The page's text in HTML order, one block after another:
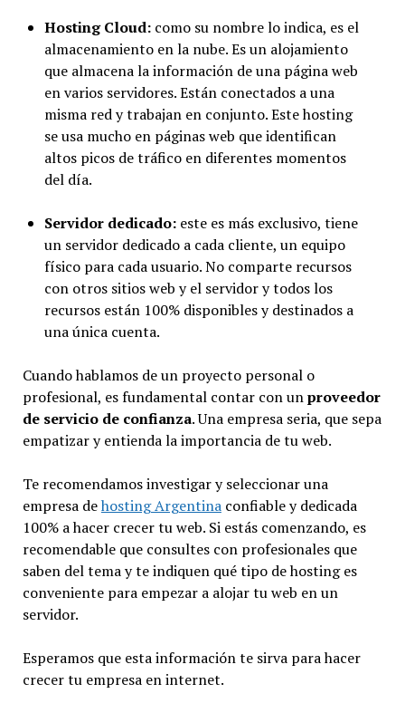
Hosting Cloud:como su nombre lo indica, es el
almacenamiento en la nube. Es un alojamiento
que almacena la información de una página web
en varios servidores. Están conectados a una
misma red y trabajan en conjunto. Este hosting
se usa mucho en páginas web que identifican
altos picos de tráfico en diferentes momentos
del día.
Servidor dedicado:este es más exclusivo, tiene
un servidor dedicado a cada cliente, un equipo
físico para cada usuario. No comparte recursos
con otros sitios web y el servidor y todos los
recursos están 100% disponibles y destinados a
una única cuenta.
Cuando hablamos de un proyecto personal o
profesional, es fundamental contar con unproveedor
de servicio de confianza. Una empresa seria, que sepa
empatizar y entienda la importancia de tu web.
Te recomendamos investigar y seleccionar una
empresa dehosting Argentinaconfiable y dedicada
100% a hacer crecer tu web. Si estás comenzando, es
recomendable que consultes con profesionales que
saben del tema y te indiquen qué tipo de hosting es
conveniente para empezar a alojar tu web en un
servidor.
Esperamos que esta información te sirva para hacer
crecer tu empresa en internet.